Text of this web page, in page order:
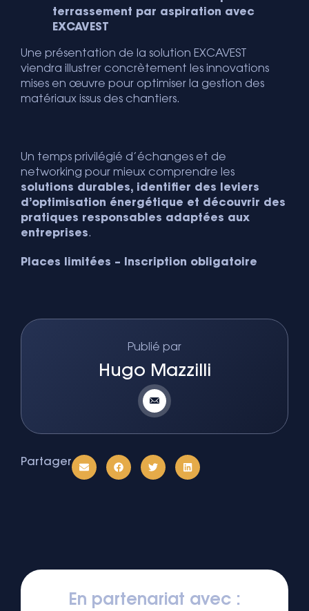
terrassement par aspiration avec
EXCAVEST
Une présentation de la solution EXCAVEST
viendra illustrer concrètement les innovations
mises en œuvre pour optimiser la gestion des
matériaux issus des chantiers.
Un temps privilégié d’échanges et de
networking pour mieux comprendre les
solutions durables, identifier des leviers
d’optimisation énergétique et découvrir des
pratiques responsables adaptées aux
entreprises.
Places limitées – Inscription obligatoire
Publié par
Hugo Mazzilli
Partager
En partenariat avec :